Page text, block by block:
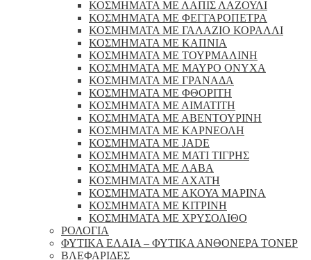
ΚΟΣΜΗΜΑΤΑ ΜΕ ΛΑΠΙΣ ΛΑΖΟΥΛΙ
ΚΟΣΜΗΜΑΤΑ ΜΕ ΦΕΓΓΑΡΟΠΕΤΡΑ
ΚΟΣΜΗΜΑΤΑ ΜΕ ΓΑΛΑΖΙΟ ΚΟΡΑΛΛΙ
ΚΟΣΜΗΜΑΤΑ ΜΕ ΚΑΠΝΙΑ
ΚΟΣΜΗΜΑΤΑ ΜΕ ΤΟΥΡΜΑΛΙΝΗ
ΚΟΣΜΗΜΑΤΑ ΜΕ ΜΑΥΡΟ ΟΝΥΧΑ
ΚΟΣΜΗΜΑΤΑ ΜΕ ΓΡΑΝΑΔΑ
ΚΟΣΜΗΜΑΤΑ ΜΕ ΦΘΟΡΙΤΗ
ΚΟΣΜΗΜΑΤΑ ΜΕ ΑΙΜΑΤΙΤΗ
ΚΟΣΜΗΜΑΤΑ ΜΕ ΑΒΕΝΤΟΥΡΙΝΗ
ΚΟΣΜΗΜΑΤΑ ΜΕ ΚΑΡΝΕΟΛΗ
ΚΟΣΜΗΜΑΤΑ ΜΕ JADE
ΚΟΣΜΗΜΑΤΑ ΜΕ ΜΑΤΙ ΤΙΓΡΗΣ
ΚΟΣΜΗΜΑΤΑ ΜΕ ΛΑΒΑ
ΚΟΣΜΗΜΑΤΑ ΜΕ ΑΧΑΤΗ
ΚΟΣΜΗΜΑΤΑ ΜΕ ΑΚΟΥΑ ΜΑΡΙΝΑ
ΚΟΣΜΗΜΑΤΑ ΜΕ ΚΙΤΡΙΝΗ
ΚΟΣΜΗΜΑΤΑ ΜΕ ΧΡΥΣΟΛΙΘΟ
ΡΟΛΟΓΙΑ
ΦΥΤΙΚΑ ΕΛΑΙΑ – ΦΥΤΙΚΑ ΑΝΘΟΝΕΡΑ ΤΟΝΕΡ
ΒΛΕΦΑΡΙΔΕΣ